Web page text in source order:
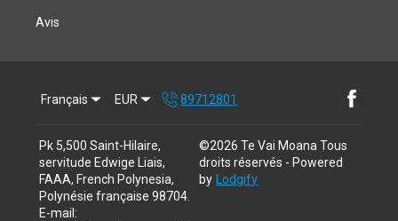
Avis
Français EUR 89712801
Pk 5,500 Saint-Hilaire,
servitude Edwige Liais,
FAAA, French Polynesia,
Polynésie française 98704
E-mail :
©2026 Te Vai Moana Tous
droits réservés - Powered
by
Lodgify